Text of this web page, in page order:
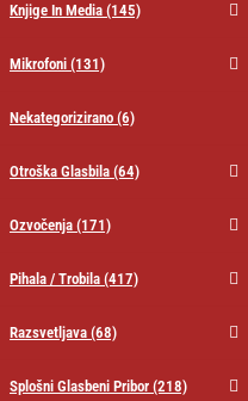
Knjige In Media(145)
Mikrofoni(131)
Nekategorizirano(6)
Otroška Glasbila(64)
Ozvočenja(171)
Pihala / Trobila(417)
Razsvetljava(68)
Splošni Glasbeni Pribor(218)